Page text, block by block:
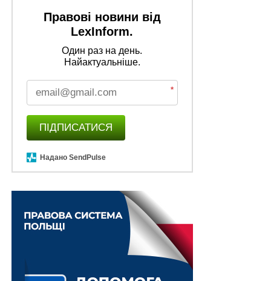
Правові новини від
LexInform.
Один раз на день.
Найактуальніше.
*
ПІДПИСАТИСЯ
Надано SendPulse